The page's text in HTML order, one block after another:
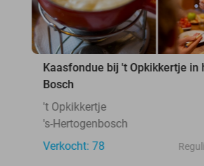
Kaasfondue bij 't Opkikkertje in
Bosch
't Opkikkertje
's-Hertogenbosch
Verkocht: 78